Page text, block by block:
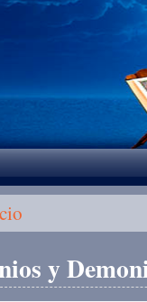
usted aquí
y